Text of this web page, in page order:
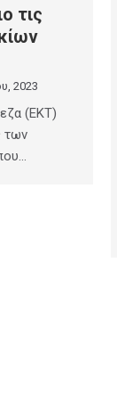
τις
2023
(ΕΚΤ)
των